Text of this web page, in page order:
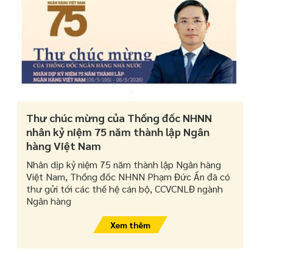
Thư chúc mừng của Thống đốc NHNN
nhân kỷ niệm 75 năm thành lập Ngân
hàng Việt Nam
Nhân dịp kỷ niệm 75 năm thành lập Ngân hàng
Việt Nam, Thống đốc NHNN Phạm Đức Ấn đã có
thư gửi tới các thế hệ cán bộ, CCVCNLĐ ngành
Ngân hàng
Xem thêm